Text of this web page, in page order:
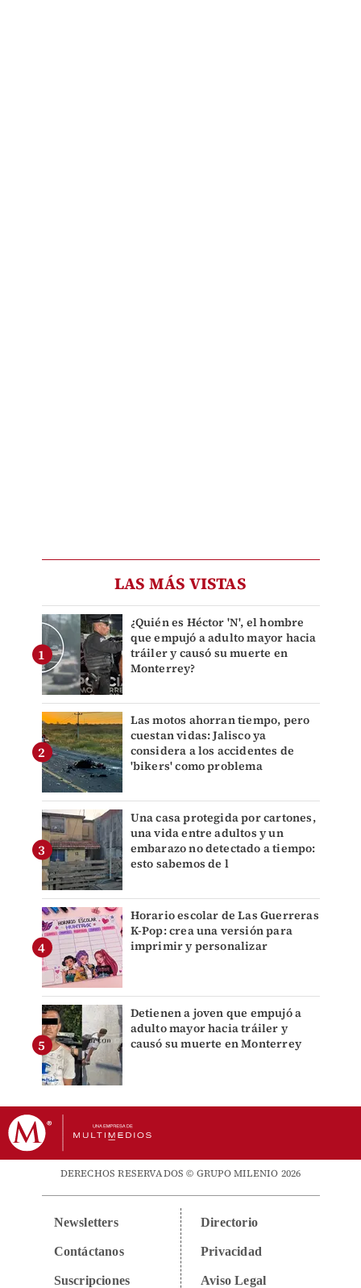
LAS MÁS VISTAS
¿Quién es Héctor 'N', el hombre
que empujó a adulto mayor hacia
tráiler y causó su muerte en
Monterrey?
Las motos ahorran tiempo, pero
cuestan vidas: Jalisco ya
considera a los accidentes de
'bikers' como problema
Una casa protegida por cartones,
una vida entre adultos y un
embarazo no detectado a tiempo:
esto sabemos de l
Horario escolar de Las Guerreras
K-Pop: crea una versión para
imprimir y personalizar
Detienen a joven que empujó a
adulto mayor hacia tráiler y
causó su muerte en Monterrey
DERECHOS RESERVADOS © GRUPO MILENIO 2026
Newsletters
Contáctanos
Suscripciones
Directorio
Privacidad
Aviso Legal